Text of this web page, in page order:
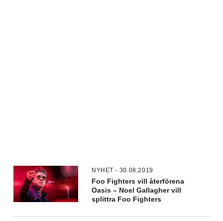
NYHET - 30.08.2019
Foo Fighters vill återförena
Oasis – Noel Gallagher vill
splittra Foo Fighters